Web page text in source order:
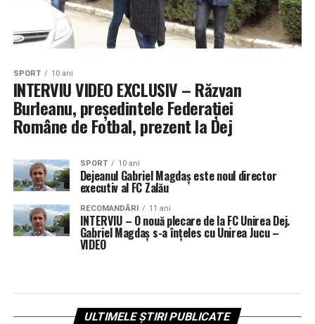
SPORT 10 ani
INTERVIU VIDEO EXCLUSIV – Răzvan
Burleanu, președintele Federației
Române de Fotbal, prezent la Dej
SPORT 10 ani
Dejeanul Gabriel Magdaș este noul director
executiv al FC Zalău
RECOMANDĂRI 11 ani
INTERVIU – O nouă plecare de la FC Unirea Dej.
Gabriel Magdaș s-a înțeles cu Unirea Jucu –
VIDEO
ULTIMELE ȘTIRI PUBLICATE